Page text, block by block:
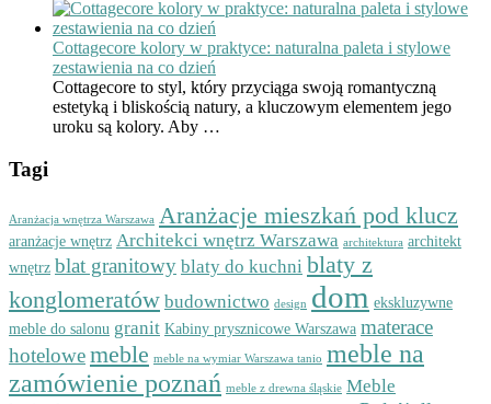
Cottagecore kolory w praktyce: naturalna paleta i stylowe
zestawienia na co dzień
Cottagecore to styl, który przyciąga swoją romantyczną
estetyką i bliskością natury, a kluczowym elementem jego
uroku są kolory. Aby …
Tagi
Aranżacja wnętrza Warszawa Aranżacje mieszkań pod klucz
aranżacje wnętrz Architekci wnętrz Warszawa architektura architekt
wnętrz blat granitowy blaty do kuchni blaty z
konglomeratów budownictwo design dom ekskluzywne
meble do salonu granit Kabiny prysznicowe Warszawa materace
hotelowemeble meble na wymiar Warszawa tanio meble na
zamówienie poznań meble z drewna śląskie Meble